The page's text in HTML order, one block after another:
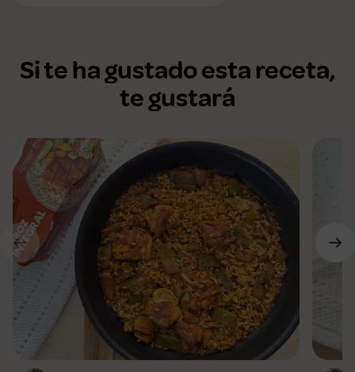
Si te ha gustado esta receta,
te gustará